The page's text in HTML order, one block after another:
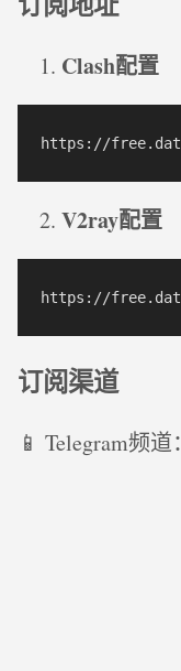
Clash配置
V2ray配置
订阅渠道
📱 Telegram频道：